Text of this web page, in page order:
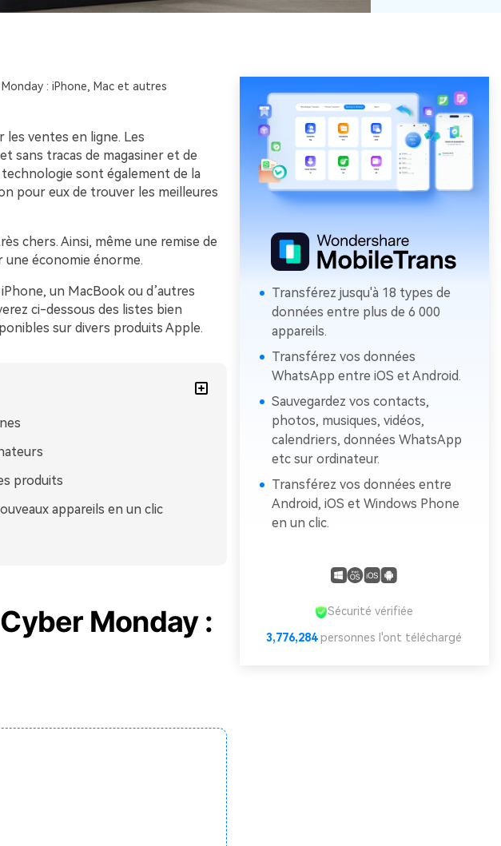
Gratuit
: iPhone, Mac et autres
ventes en ligne. Les
sans tracas de magasiner et de
sont également de la
pour eux de trouver les meilleures
chers. Ainsi, même une remise de
une économie énorme.
un MacBook ou d’autres
ci-dessous des listes bien
sur divers produits Apple.
produits
appareils en un clic
Monday :
Transférez jusqu'à 18 types de
données entre plus de 6 000
appareils.
Transférez vos données
WhatsApp entre iOS et Android.
Sauvegardez vos contacts,
photos, musiques, vidéos,
calendriers, données WhatsApp
etc sur ordinateur.
Transférez vos données entre
Android, iOS et Windows Phone
en un clic.
Sécurité vérifiée
3,776,286personnes l'ont téléchargé